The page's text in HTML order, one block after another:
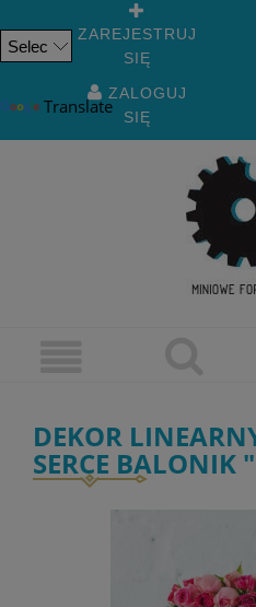
Translate
ZAREJESTRUJ
SIĘ
ZALOGUJ
SIĘ
DEKOR
SERCE BALONIK "